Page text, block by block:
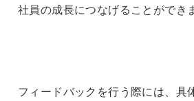
社員の成長につなげることができ
フィードバックを行う際には、具